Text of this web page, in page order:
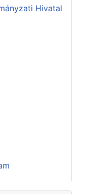
Hivatal